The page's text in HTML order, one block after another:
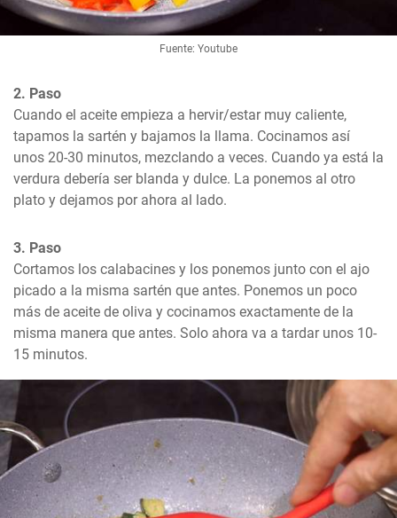
Fuente: Youtube
2. Paso
Cuando el aceite empieza a hervir/estar muy caliente,
tapamos la sartén y bajamos la llama. Cocinamos así
unos 20-30 minutos, mezclando a veces. Cuando ya está la
verdura debería ser blanda y dulce. La ponemos al otro
plato y dejamos por ahora al lado.
3. Paso
Cortamos los calabacines y los ponemos junto con el ajo
picado a la misma sartén que antes. Ponemos un poco
más de aceite de oliva y cocinamos exactamente de la
misma manera que antes. Solo ahora va a tardar unos 10-
15 minutos.